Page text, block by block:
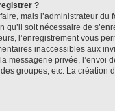
?
mais l’administrateur du
qu’il soit nécessaire de
l’enregistrement vous
inaccessibles aux
messagerie privée, l’envoi
groupes, etc. La création